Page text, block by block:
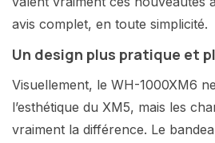
avis complet, en toute simplicité.
Un design plus pratique et
Visuellement, le WH-1000XM6
l’esthétique du XM5, mais les
vraiment la différence. Le